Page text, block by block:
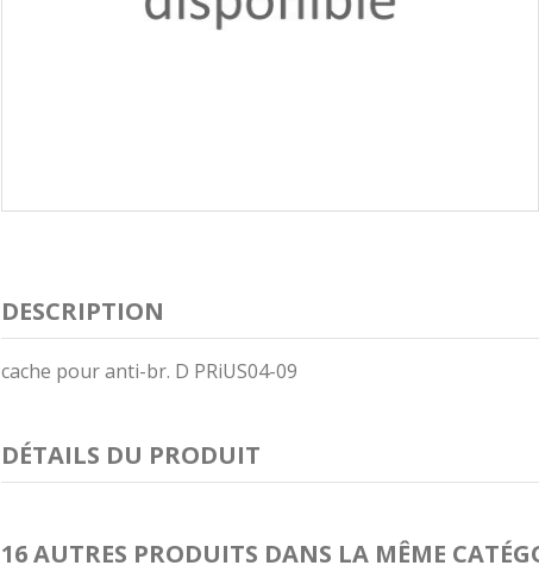
DESCRIPTION
cache pour anti-br. D PRiUS04-09
DÉTAILS DU PRODUIT
16 AUTRES PRODUITS DANS LA MÊME